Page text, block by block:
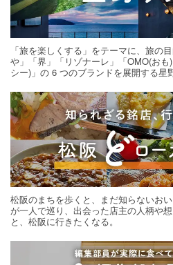
「旅を楽しくする」をテーマに、旅の
や」「界」「リゾナーレ」「OMO(お
シー)」の 6 つのブランドを展開する星
松阪のまちを歩くと、まだ知らないお
が一人で巡り、出会った店主の人柄や
と、松阪に行きたくなる。